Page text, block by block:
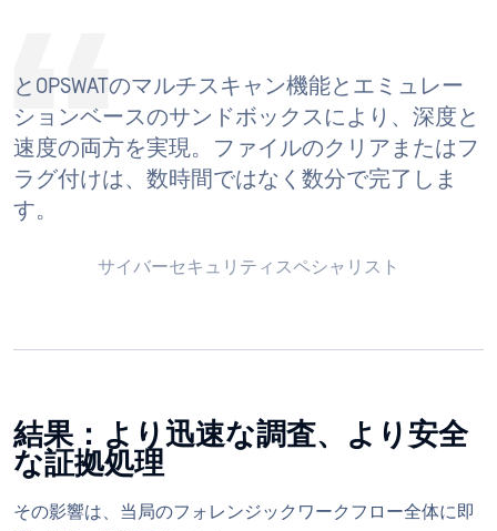
とOPSWATのマルチスキャン機能とエミュレー
ションベースのサンドボックスにより、深度と
速度の両方を実現。ファイルのクリアまたはフ
ラグ付けは、数時間ではなく数分で完了しま
す。
サイバーセキュリティスペシャリスト
結果：より迅速な調査、より安全
な証拠処理
その影響は、当局のフォレンジックワークフロー全体に即